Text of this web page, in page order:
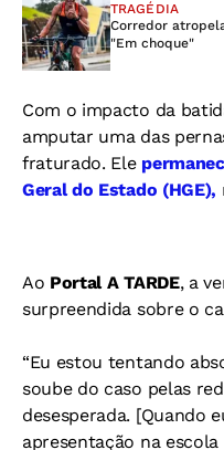
TRAGÉDIA
Corredor
"Em choque"
Com o impacto da
amputar uma das
fraturado. Ele
Geral do Estado (HGE),
Ao Portal A TARDE, a
surpreendida sobre o
“Eu estou tentando
soube do caso pelas
desesperada. [Quando
apresentação na escola